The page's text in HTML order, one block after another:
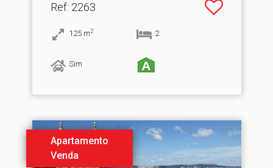
Ref: 2263
125 m2 2
Sim
Apartamento
Venda